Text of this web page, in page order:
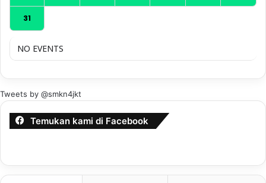
31
NO EVENTS
Tweets by @smkn4jkt
Temukan kami di Facebook